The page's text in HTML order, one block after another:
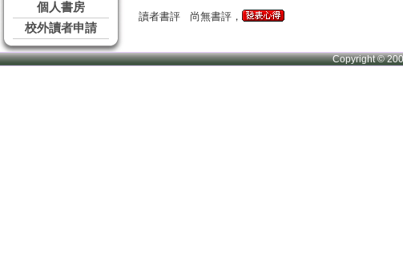
個人書房
校外讀者申請
讀者書評 尚無書評，
Copyright ©